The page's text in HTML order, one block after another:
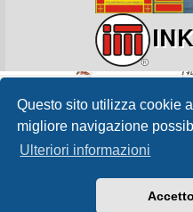
Questo sito utilizza cookie
migliore navigazione
Ulteriori informazioni
Accetto
Powered byphpBB®
Passione Nutica
Traduzione